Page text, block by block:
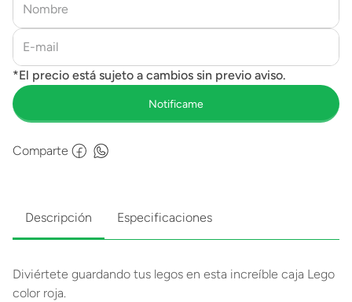
Comparte
Descripción Especificaciones
Diviértete guardando tus legos en esta increíble caja Lego
color roja.